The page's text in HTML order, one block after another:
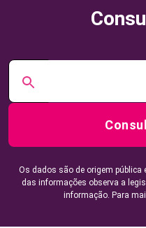
Os dados são de origem
das informações observa a
informação. Para